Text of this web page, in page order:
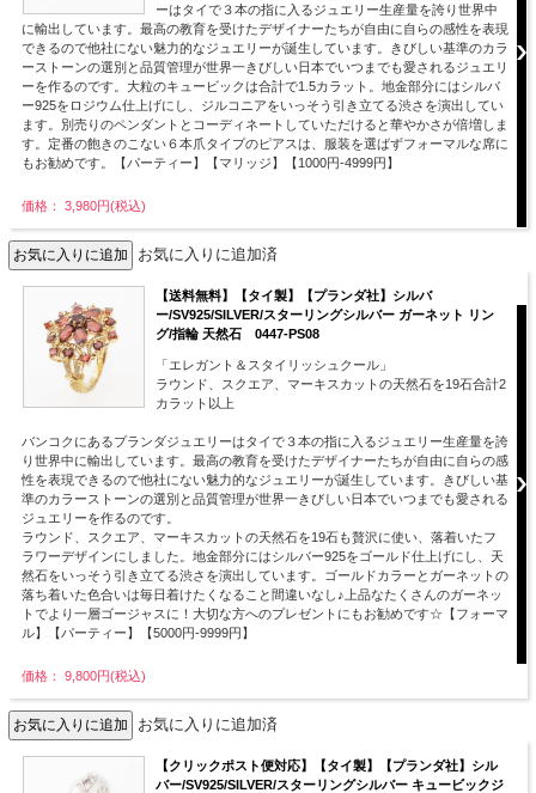
ーはタイで３本の指に入るジュエリー生産量を誇り世界中
に輸出しています。最高の教育を受けたデザイナーたちが自由に自らの感性を表現
できるので他社にない魅力的なジュエリーが誕生しています。きびしい基準のカラ
ーストーンの選別と品質管理が世界一きびしい日本でいつまでも愛されるジュエリ
ーを作るのです。大粒のキュービックは合計で1.5カラット。地金部分にはシルバ
ー925をロジウム仕上げにし、ジルコニアをいっそう引き立てる渋さを演出してい
ます。別売りのペンダントとコーディネートしていただけると華やかさが倍増しま
す。定番の飽きのこない６本爪タイプのピアスは、服装を選ばずフォーマルな席に
もお勧めです。【パーティー】【マリッジ】【1000円-4999円】
価格： 3,980円(税込)
お気に入りに追加済
【送料無料】【タイ製】【プランダ社】シルバ
ー/SV925/SILVER/スターリングシルバー ガーネット リン
グ/指輪 天然石 0447-PS08
「エレガント＆スタイリッシュクール」
ラウンド、スクエア、マーキスカットの天然石を19石合計2
カラット以上
バンコクにあるプランダジュエリーはタイで３本の指に入るジュエリー生産量を誇
り世界中に輸出しています。最高の教育を受けたデザイナーたちが自由に自らの感
性を表現できるので他社にない魅力的なジュエリーが誕生しています。きびしい基
準のカラーストーンの選別と品質管理が世界一きびしい日本でいつまでも愛される
ジュエリーを作るのです。
ラウンド、スクエア、マーキスカットの天然石を19石も贅沢に使い、落着いたフ
ラワーデザインにしました。地金部分にはシルバー925をゴールド仕上げにし、天
然石をいっそう引き立てる渋さを演出しています。ゴールドカラーとガーネットの
落ち着いた色合いは毎日着けたくなること間違いなし♪上品なたくさんのガーネッ
トでより一層ゴージャスに！大切な方へのプレゼントにもお勧めです☆【フォーマ
ル】【パーティー】【5000円-9999円】
価格： 9,800円(税込)
お気に入りに追加済
【クリックポスト便対応】【タイ製】【プランダ社】シル
バー/SV925/SILVER/スターリングシルバー キュービックジ